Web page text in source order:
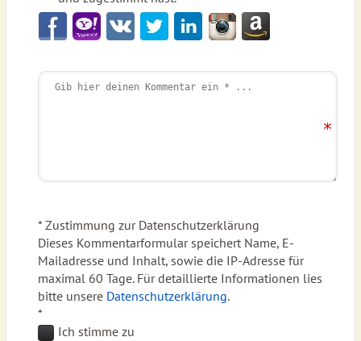
* Zustimmung zur Datenschutzerklärung
Dieses Kommentarformular speichert Name, E-
Mailadresse und Inhalt, sowie die IP-Adresse für
maximal 60 Tage. Für detaillierte Informationen lies
bitte unsere Datenschutzerklärung.
*
Ich stimme zu